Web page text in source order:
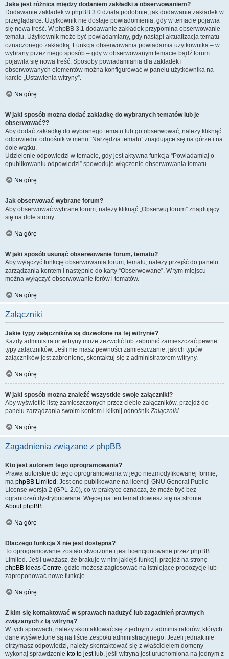
Jaka jest różnica między dodaniem zakładki a obserwowaniem?
Dodawanie zakładek w phpBB 3.0 działa podobnie, jak dodawanie zakładek w
przeglądarce. Użytkownik nie dostaje powiadomienia, gdy w temacie pojawia
się nowa treść. W phpBB 3.1 dodawanie zakładek przypomina obserwowanie
tematu. Użytkownik może być powiadamiany, gdy nastąpi aktualizacja tematu
oznaczonego zakładką. Funkcja obserwowania powiadamia użytkownika – w
wybrany przez niego sposób – gdy w obserwowanym temacie bądź forum
pojawiła się nowa treść. Sposoby powiadamiania dla zakładek i
obserwowanych elementów można konfigurować w panelu użytkownika na
karcie „Ustawienia witryny”.
Na górę
W jaki sposób można dodać zakładkę do wybranych tematów lub je
obserwować??
Aby dodać zakładkę do wybranego tematu lub go obserwować, należy kliknąć
odpowiedni odnośnik w menu “Narzędzia tematu” znajdujące się na górze i na
dole wątku.
Udzielenie odpowiedzi w temacie, gdy jest aktywna funkcja “Powiadamiaj o
opublikowaniu odpowiedzi” spowoduje włączenie obserwowania tematu.
Na górę
Jak obserwować wybrane forum?
Aby obserwować wybrane forum, należy kliknąć „Obserwuj forum” znajdujący
się na dole strony.
Na górę
W jaki sposób usunąć obserwowanie forum, tematu?
Aby wyłączyć funkcję obserwowania forum, tematu, należy przejść do panelu
zarządzania kontem i następnie do karty “Obserwowane”. W tym miejscu
można wyłączyć obserwowanie forów i tematów.
Na górę
Załączniki
Jakie typy załączników są dozwolone na tej witrynie?
Każdy administrator witryny może zezwolić lub zabronić zamieszczać pewne
typy załączników. Jeśli nie masz pewności zamieszczanie, jakich typów
załączników jest zabronione, skontaktuj się z administratorem witryny.
Na górę
W jaki sposób można znaleźć wszystkie swoje załączniki?
Aby wyświetlić listę zamieszczonych przez ciebie załączników, przejdź do
panelu zarządzania swoim kontem i kliknij odnośnikZałączniki.
Na górę
Zagadnienia związane z phpBB
Kto jest autorem tego oprogramowania?
Prawa autorskie do tego oprogramowania w jego niezmodyfikowanej formie,
ma phpBB Limited . Jest ono publikowane na licencji GNU General Public
License wersja 2 (GPL-2.0), co w praktyce oznacza, że może być bez
ograniczeń dystrybuowane. Więcej na ten temat dowiesz się na stronie
About phpBB.
Na górę
Dlaczego funkcja X nie jest dostępna?
To oprogramowanie zostało stworzone i jest licencjonowane przez phpBB
Limited. Jeśli uważasz, że brakuje w nim jakiejś funkcji, przejdź na stronę
phpBB Ideas Centre, gdzie możesz zagłosować na istniejące propozycje lub
zaproponować nowe funkcje.
Na górę
Z kim się kontaktować w sprawach nadużyć lub zagadnień prawnych
związanych z tą witryną?
W tych sprawach, należy skontaktować się z jednym z administratorów, których
dane wyświetlone są na liście zespołu administracyjnego. Jeżeli jednak nie
otrzymasz odpowiedzi, należy skontaktować się z właścicielem domeny –
wykonaj sprawdzenie kto to jestlub, jeśli witryna jest uruchomiona na jednym z